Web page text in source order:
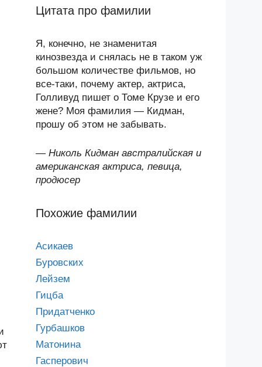
Цитата про фамилии
Я, конечно, не знаменитая
кинозвезда и снялась не в таком уж
большом количестве фильмов, но
все-таки, почему актер, актриса,
Голливуд пишет о Томе Крузе и его
жене? Моя фамилия — Кидман,
прошу об этом не забывать.
— Николь Кидман австралийская и
американская актриса, певица,
продюсер
Похожие фамилии
Асикаев
Буровских
Лейзем
Гицба
Придатченко
Гурбашков
Матонина
Гасперович